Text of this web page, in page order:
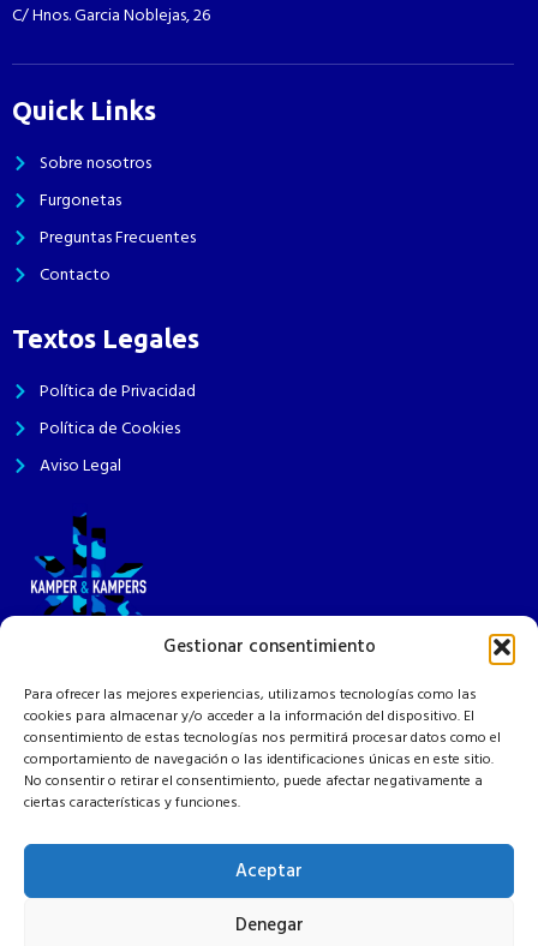
Gestionar consentimiento
Para ofrecer las mejores experiencias, utilizamos tecnologías como las
cookies para almacenar y/o acceder a la información del dispositivo. El
consentimiento de estas tecnologías nos permitirá procesar datos como el
comportamiento de navegación o las identificaciones únicas en este sitio.
No consentir o retirar el consentimiento, puede afectar negativamente a
ciertas características y funciones.
Aceptar
Denegar
¿Sueñas con una camper? En Kamper&Kampers hacemos realidad tu
proyecto a medida, con calidad y acompañándote en cada paso. ¡Tu
aventura empieza aquí!
C/ Hnos. Garcia Noblejas, 26
Quick Links
Sobre nosotros
Furgonetas
Preguntas Frecuentes
Contacto
Textos Legales
Política de Privacidad
Política de Cookies
Aviso Legal